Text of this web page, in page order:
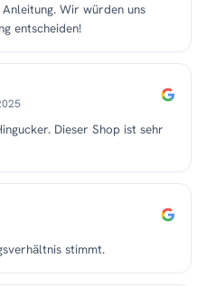
Wir würden uns
entscheiden!
Dieser Shop ist sehr
stimmt.